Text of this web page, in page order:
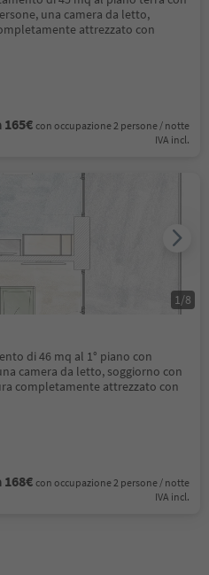
una camera da letto,
attrezzato con
165€con occupazione 2 persone / notte
IVA incl.
di 46 mq al 1° piano con
camera da letto, soggiorno con
completamente attrezzato con
168€con occupazione 2 persone / notte
IVA incl.
1 /8